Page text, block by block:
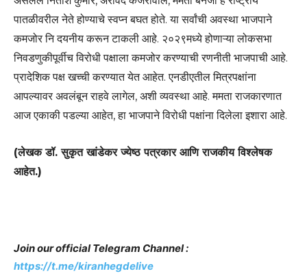
पातळीवरील नेते होण्याचे स्वप्न बघत होते. या सर्वांची अवस्था भाजपाने
कमजोर नि दयनीय करून टाकली आहे. २०२९मध्ये होणाऱ्या लोकसभा
निवडणुकीपूर्वीच विरोधी पक्षाला कमजोर करण्याची रणनीती भाजपाची आहे.
प्रादेशिक पक्ष खच्ची करण्यात येत आहेत. एनडीएतील मित्रपक्षांना
आपल्यावर अवलंबून राहवे लागेल, अशी व्यवस्था आहे. ममता राजकारणात
आज एकाकी पडल्या आहेत, हा भाजपाने विरोधी पक्षांना दिलेला इशारा आहे.
(लेखक डॉ. सुकृत खांडेकर ज्येष्ठ पत्रकार आणि राजकीय विश्लेषक
आहेत.)
Join our official Telegram Channel :
https://t.me/kiranhegdelive